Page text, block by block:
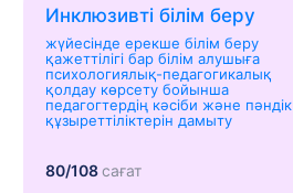
Инклюзивті білім беру
жүйесінде ерекше білім беру
қажеттілігі бар білім алушыға
психологиялық-педагогикалық
қолдау көрсету бойынша
педагогтердің кәсіби және пәндік
құзыреттіліктерін дамыту
80/108сағат